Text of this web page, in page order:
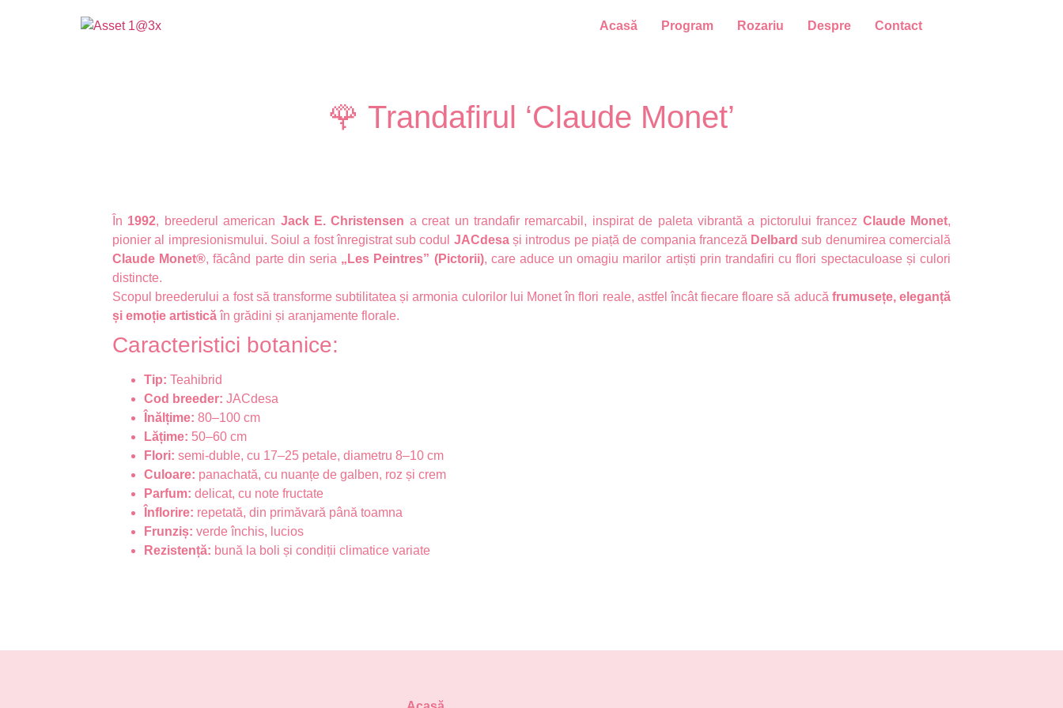
Acasă Program Rozariu Despre Contact
🌹 Trandafirul ‘Claude Monet’
În 1992, breederul american Jack E. Christensen a creat un trandafir remarcabil, inspirat de paleta vibrantă a pictorului francez Claude Monet,
pionier al impresionismului. Soiul a fost înregistrat sub codul JACdesași introdus pe piață de compania franceză Delbard sub denumirea comercială
Claude Monet®, făcând parte din seria „Les Peintres” (Pictorii), care aduce un omagiu marilor artiști prin trandafiri cu flori spectaculoase și culori
distincte.
Scopul breederului a fost să transforme subtilitatea și armonia culorilor lui Monet în flori reale, astfel încât fiecare floare să aducă frumusețe, eleganță
și emoție artisticăîn grădini și aranjamente florale.
Caracteristici botanice:
Tip: Teahibrid
Cod breeder: JACdesa
Înălțime: 80–100 cm
Lățime: 50–60 cm
Flori: semi-duble, cu 17–25 petale, diametru 8–10 cm
Culoare: panachată, cu nuanțe de galben, roz și crem
Parfum: delicat, cu note fructate
Înflorire: repetată, din primăvară până toamna
Frunziș: verde închis, lucios
Rezistență: bună la boli și condiții climatice variate